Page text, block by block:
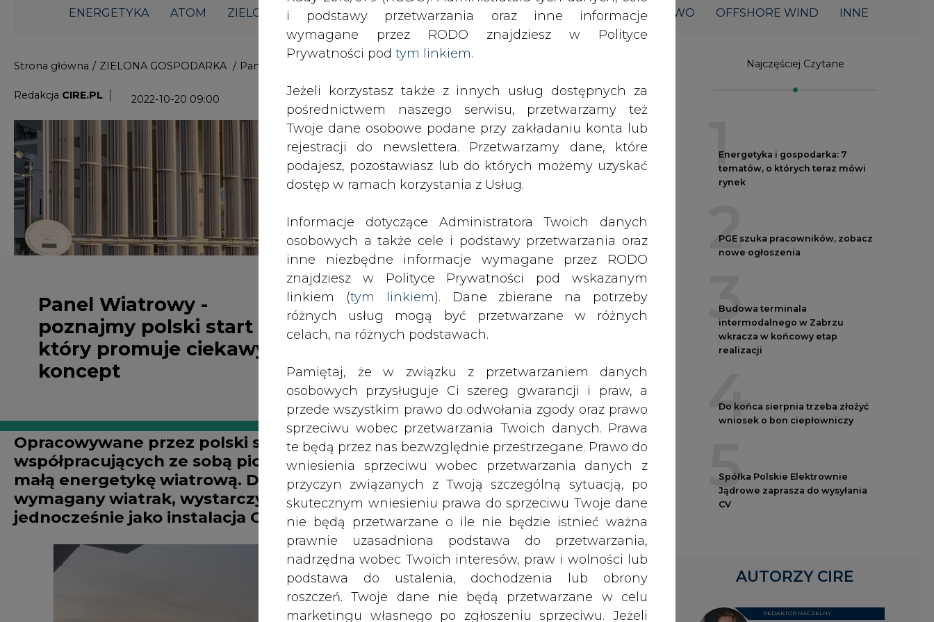
i podstawy przetwarzania oraz inne informacje
wymagane przez RODO znajdziesz w Polityce
Prywatności pod tym linkiem.
Jeżeli korzystasz także z innych usług dostępnych za
pośrednictwem naszego serwisu, przetwarzamy też
Twoje dane osobowe podane przy zakładaniu konta lub
rejestracji do newslettera. Przetwarzamy dane, które
podajesz, pozostawiasz lub do których możemy uzyskać
dostęp w ramach korzystania z Usług.
Informacje dotyczące Administratora Twoich danych
osobowych a także cele i podstawy przetwarzania oraz
inne niezbędne informacje wymagane przez RODO
znajdziesz w Polityce Prywatności pod wskazanym
linkiem (tym linkiem). Dane zbierane na potrzeby
różnych usług mogą być przetwarzane w różnych
celach, na różnych podstawach.
Pamiętaj, że w związku z przetwarzaniem danych
osobowych przysługuje Ci szereg gwarancji i praw, a
przede wszystkim prawo do odwołania zgody oraz prawo
sprzeciwu wobec przetwarzania Twoich danych. Prawa
te będą przez nas bezwzględnie przestrzegane. Prawo do
wniesienia sprzeciwu wobec przetwarzania danych z
przyczyn związanych z Twoją szczególną sytuacją, po
skutecznym wniesieniu prawa do sprzeciwu Twoje dane
nie będą przetwarzane o ile nie będzie istnieć ważna
prawnie uzasadniona podstawa do przetwarzania,
nadrzędna wobec Twoich interesów, praw i wolności lub
podstawa do ustalenia, dochodzenia lub obrony
roszczeń. Twoje dane nie będą przetwarzane w celu
marketingu własnego po zgłoszeniu sprzeciwu. Jeżeli
Panel Wiatrowy -
poznajmy polski start up,
który promuje ciekawy
koncept
Opracowywane przez polski start-up instalacje, złożone ze
współpracujących ze sobą pionowych turbin, mogą zrewolucjonizować
małą energetykę wiatrową. Do produkcji energii z wiatru nie będzie bowiem
wymagany wiatrak, wystarczy panel, który może być wykorzystywany
jednocześnie jako instalacja OZE oraz ogrodzenie posesji
nowe ogłoszenia
Budowa terminala
4
Do końca sierpnia trzeba złożyć
wniosek o bon ciepłowniczy
5
Spółka Polskie Elektrownie
Jądrowe zaprasza do wysyłania
Pietruszyński
Kacper
AUTORZY CIRE